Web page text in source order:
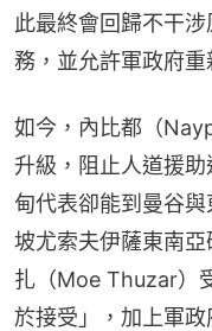
此最終會回歸不干
務，並允許軍政府重
如今，內比都（
升級，阻止人道援
甸代表卻能到曼谷
坡尤索夫伊薩東南
扎（Moe Thuzar）
於接受」，加上軍